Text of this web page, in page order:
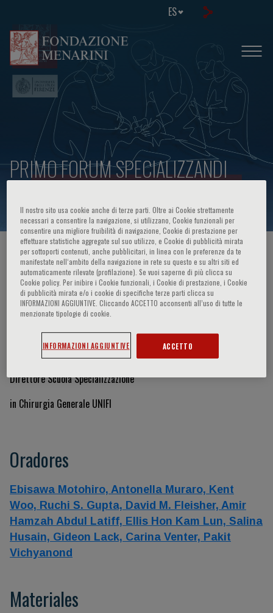
ES
PRIMO FORUM SPECIALIZZANDI
HOME PAGE / CURSOS Y EVENTOS / INFORMACION EVENTO
Coordinador del programa científico
PRESIDENTE DEL CONVEGNO
Prof. Gian Luca Grazi
Direttore Scuola Specializzazione
in Chirurgia Generale UNIFI
Oradores
Ebisawa Motohiro, Antonella Muraro, Kent
Woo, Ruchi S. Gupta, David M. Fleisher, Amir
Hamzah Abdul Latiff, Ellis Hon Kam Lun, Salina
Husain, Gideon Lack, Carina Venter, Pakit
Vichyanond
Materiales
Il nostro sito usa cookie anche di terze parti. Oltre ai Cookie strettamente
necessari a consentire la navigazione, si utilizzano, Cookie funzionali per
consentire una migliore fruibilità di navigazione, Cookie di prestazione per
effettuare statistiche aggregate sul suo utilizzo, e Cookie di pubblicità mirata
per sottoporti contenuti, anche pubblicitari, in linea con le preferenze da te
manifestate nell‘ambito della navigazione in rete su questo e su altri siti ed
automaticamente rilevate (profilazione). Se vuoi saperne di più clicca su
Cookie policy. Per inibire i Cookie funzionali, i Cookie di prestazione, i Cookie
di pubblicità mirata e/o i cookie di specifiche terze parti clicca su
INFORMAZIONI AGGIUNTIVE. Cliccando ACCETTO acconsenti all’uso di tutte le
menzionate tipologie di cookie.
INFORMAZIONI AGGIUNTIVE ACCETTO